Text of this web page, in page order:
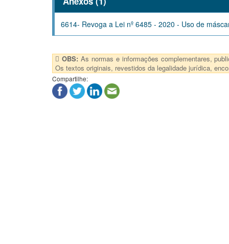
6614- Revoga a Lei nº 6485 - 2020 - Uso de
OBS: As normas e informações complementares,
Os textos originais, revestidos da legalidade jurídica,
Compartilhe: